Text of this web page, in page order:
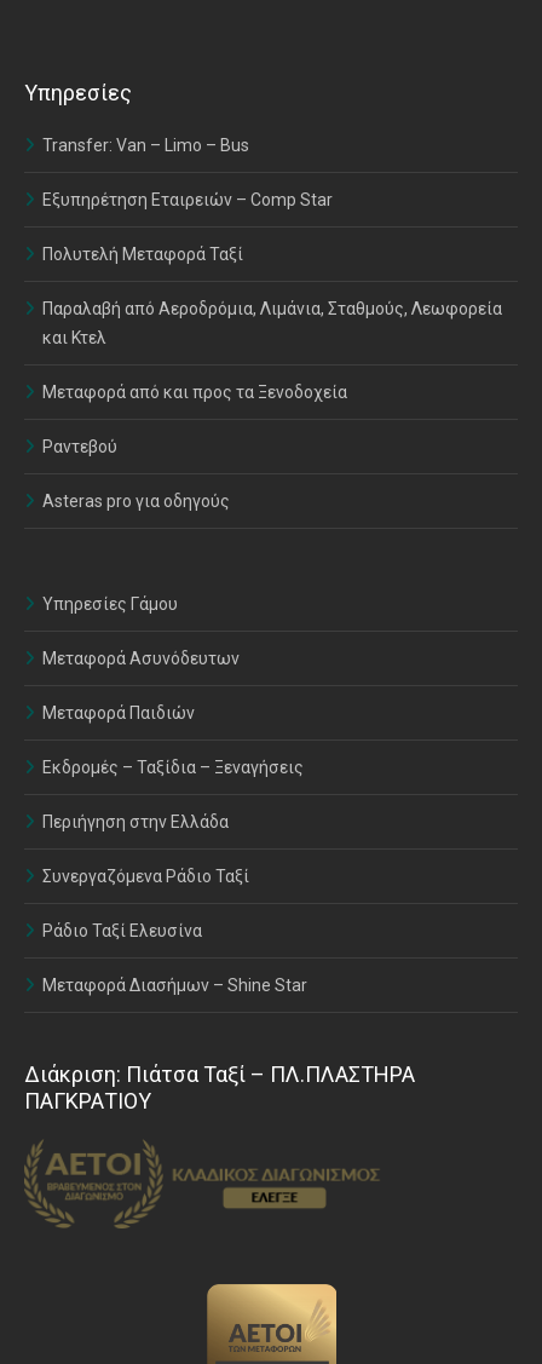
Υπηρεσίες
Transfer: Van – Limo – Bus
Εξυπηρέτηση Εταιρειών – Comp Star
Πολυτελή Μεταφορά Ταξί
Παραλαβή από Αεροδρόμια, Λιμάνια, Σταθμούς, Λεωφορεία
και Κτελ
Μεταφορά από και προς τα Ξενοδοχεία
Ραντεβού
Asteras pro για οδηγούς
Υπηρεσίες Γάμου
Μεταφορά Ασυνόδευτων
Μεταφορά Παιδιών
Εκδρομές – Ταξίδια – Ξεναγήσεις
Περιήγηση στην Ελλάδα
Συνεργαζόμενα Ράδιο Ταξί
Ράδιο Ταξί Ελευσίνα
Μεταφορά Διασήμων – Shine Star
Διάκριση: Πιάτσα Ταξί – ΠΛ.ΠΛΑΣΤΗΡΑ
ΠΑΓΚΡΑΤΙΟΥ